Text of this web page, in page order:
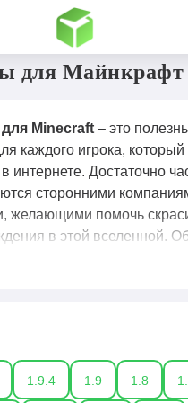
Программы
для Майнкрафт
Minecraft – это
каждого игрока, который
интернете. Достаточно
сторонними
желающими помочь
в этой вселенной.
и не только. Подобных
интересует больше всего.
найти самые разные
1.9.4 1.9 1.8